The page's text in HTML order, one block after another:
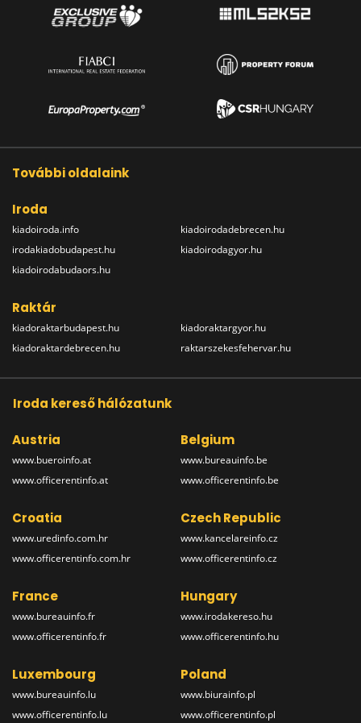
További oldalaink
Iroda
kiadoiroda.info
irodakiadobudapest.hu
kiadoirodabudaors.hu
kiadoirodadebrecen.hu
kiadoirodagyor.hu
Raktár
kiadoraktarbudapest.hu
kiadoraktardebrecen.hu
kiadoraktargyor.hu
raktarszekesfehervar.hu
Iroda kereső hálózatunk
Austria
www.bueroinfo.at
www.officerentinfo.at
Belgium
www.bureauinfo.be
www.officerentinfo.be
Croatia
www.uredinfo.com.hr
www.officerentinfo.com.hr
Czech Republic
www.kancelareinfo.cz
www.officerentinfo.cz
France
www.bureauinfo.fr
www.officerentinfo.fr
Hungary
www.irodakereso.hu
www.officerentinfo.hu
Luxembourg
www.bureauinfo.lu
www.officerentinfo.lu
Poland
www.biurainfo.pl
www.officerentinfo.pl